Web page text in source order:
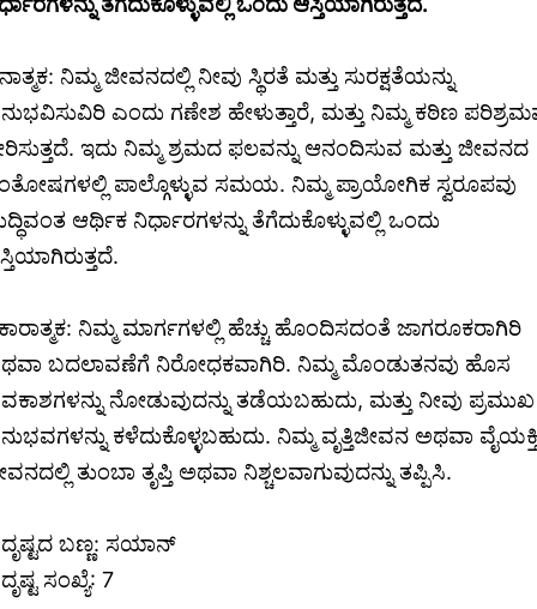
ನಿಮ್ಮ ಜೀವನದಲ್ಲಿ ನೀವು ಸ್ಥಿರತೆ ಮತ್ತು ಸುರಕ್ಷತೆಯನ್ನು
ಎಂದು ಗಣೇಶ ಹೇಳುತ್ತಾರೆ, ಮತ್ತು ನಿಮ್ಮ ಕಠಿಣ
ಇದು ನಿಮ್ಮ ಶ್ರಮದ ಫಲವನ್ನು ಆನಂದಿಸುವ ಮತ್ತು ಜೀವನದ
ಪಾಲ್ಗೊಳ್ಳುವ ಸಮಯ. ನಿಮ್ಮ ಪ್ರಾಯೋಗಿಕ ಸ್ವರೂಪವು
ಆರ್ಥಿಕ ನಿರ್ಧಾರಗಳನ್ನು ತೆಗೆದುಕೊಳ್ಳುವಲ್ಲಿ ಒಂದು
ನಿಮ್ಮ ಮಾರ್ಗಗಳಲ್ಲಿ ಹೆಚ್ಚು ಹೊಂದಿಸದಂತೆ ಜಾಗರೂಕರಾಗಿರಿ
ಬದಲಾವಣೆಗೆ ನಿರೋಧಕವಾಗಿರಿ. ನಿಮ್ಮ ಮೊಂಡುತನವು ಹೊಸ
ನೋಡುವುದನ್ನು ತಡೆಯಬಹುದು, ಮತ್ತು ನೀವು ಪ್ರಮುಖ
ಕಳೆದುಕೊಳ್ಳಬಹುದು. ನಿಮ್ಮ ವೃತ್ತಿಜೀವನ ಅಥವಾ
ತುಂಬಾ ತೃಪ್ತಿ ಅಥವಾ ನಿಶ್ಚಲವಾಗುವುದನ್ನು ತಪ್ಪಿಸಿ.
ಬಣ್ಣ: ಸಯಾನ್
ಸಂಖ್ಯೆ: 7